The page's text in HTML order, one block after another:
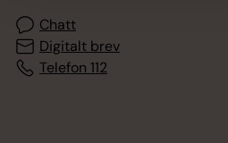
Chatt
Digitalt brev
Telefon 112